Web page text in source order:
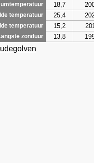
18,7
temperatuur 25,4
temperatuur 15,2
zonduur 13,8